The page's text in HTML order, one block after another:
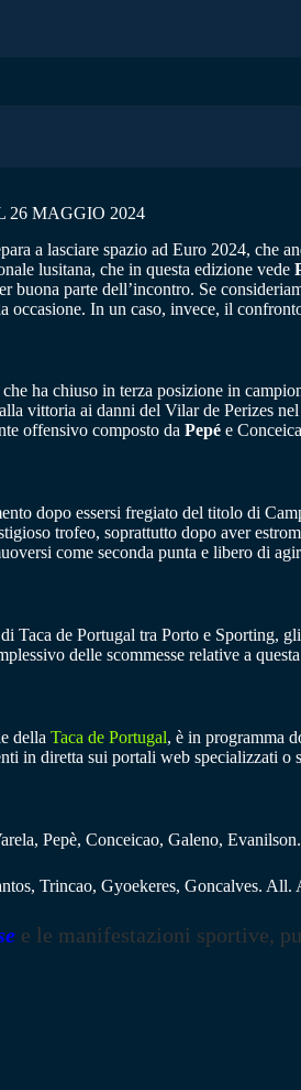
26 MAGGIO 2024
a lasciare spazio ad Euro 2024,
lusitana, che in questa edizione vede
buona parte dell’incontro. Se
In un caso, invece, il
che ha chiuso in terza posizione in
vittoria ai danni del Vilar de Perizes
offensivo composto da Pepé e
dopo essersi fregiato del titolo di
trofeo, soprattutto dopo aver
come seconda punta e libero di
Taca de Portugal tra Porto e Sporting,
delle scommesse relative a
della Taca de Portugal, è in programma
in diretta sui portali web specializzati
Pepè, Conceicao, Galeno,
Trincao, Gyoekeres, Goncalves. All.
e le manifestazioni sportive,